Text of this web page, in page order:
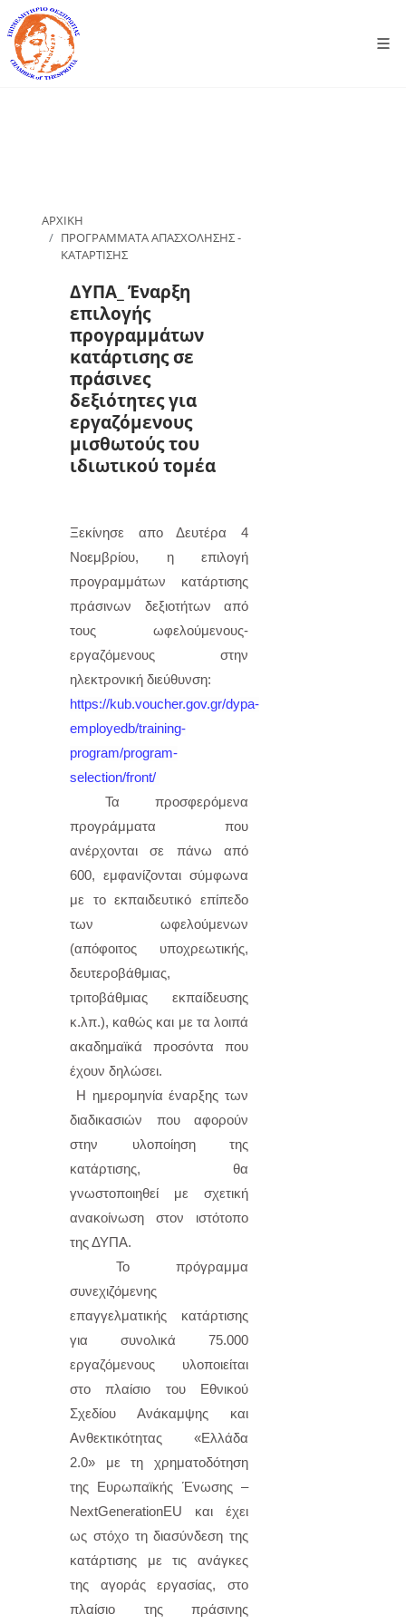
ΑΡΧΙΚΗ
ΠΡΟΓΡΑΜΜΑΤΑ ΑΠΑΣΧΟΛΗΣΗΣ -
ΚΑΤΑΡΤΙΣΗΣ
ΔΥΠΑ_ Έναρξη
επιλογής
προγραμμάτων
κατάρτισης σε
πράσινες
δεξιότητες για
εργαζόμενους
μισθωτούς του
ιδιωτικού τομέα
Ξεκίνησε απο Δευτέρα 4
Νοεμβρίου, η επιλογή
προγραμμάτων κατάρτισης
πράσινων δεξιοτήτων από
τους ωφελούμενους-
εργαζόμενους στην
ηλεκτρονική διεύθυνση:
https://kub.voucher.gov.gr/dypa-
employedb/training-
program/program-
selection/front/
Τα προσφερόμενα
προγράμματα που
ανέρχονται σε πάνω από
600, εμφανίζονται σύμφωνα
με το εκπαιδευτικό επίπεδο
των ωφελούμενων
(απόφοιτος υποχρεωτικής,
δευτεροβάθμιας,
τριτοβάθμιας εκπαίδευσης
κ.λπ.), καθώς και με τα λοιπά
ακαδημαϊκά προσόντα που
έχουν δηλώσει.
Η ημερομηνία έναρξης των
διαδικασιών που αφορούν
στην υλοποίηση της
κατάρτισης, θα
γνωστοποιηθεί με σχετική
ανακοίνωση στον ιστότοπο
της ΔΥΠΑ.
Το πρόγραμμα
συνεχιζόμενης
επαγγελματικής κατάρτισης
για συνολικά 75.000
εργαζόμενους υλοποιείται
στο πλαίσιο του Εθνικού
Σχεδίου Ανάκαμψης και
Ανθεκτικότητας «Ελλάδα
2.0» με τη χρηματοδότηση
της Ευρωπαϊκής Ένωσης –
NextGenerationEU και έχει
ως στόχο τη διασύνδεση της
κατάρτισης με τις ανάγκες
της αγοράς εργασίας, στο
πλαίσιο της πράσινης